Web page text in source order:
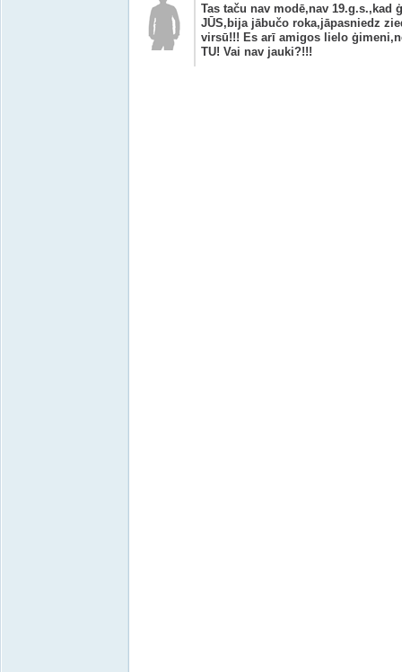
Tas taču nav modē,nav 19.g.s.,kad
JŪS,bija jābučo roka,jāpasniedz
virsū!!! Es arī amigos lielo
TU! Vai nav jauki?!!!